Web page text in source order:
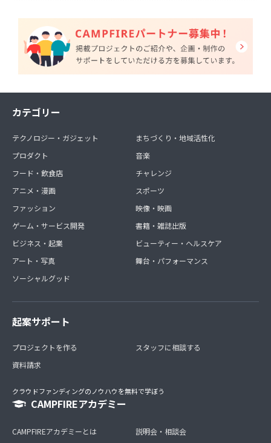
カテゴリー
テクノロジー・ガジェット
プロダクト
フード・飲食店
アニメ・漫画
ファッション
ゲーム・サービス開発
ビジネス・起業
アート・写真
ソーシャルグッド
まちづくり・地域活性化
音楽
チャレンジ
スポーツ
映像・映画
書籍・雑誌出版
ビューティー・ヘルスケア
舞台・パフォーマンス
起案サポート
プロジェクトを作る
資料請求
スタッフに相談する
クラウドファンディングのノウハウを無料で学ぼう
CAMPFIREアカデミー
CAMPFIREアカデミーとは
説明会・相談会